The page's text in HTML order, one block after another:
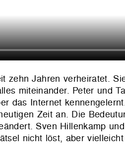
zehn Jahren verheiratet.
miteinander. Peter und
das Internet
Zeit an. Die
Sven Hillenkamp
nicht löst, aber